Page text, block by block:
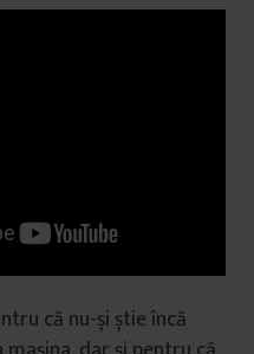
că nu-și știe încă